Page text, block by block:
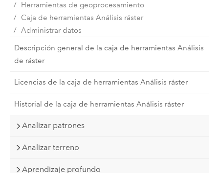
Herramientas de geoprocesamiento
Caja de herramientas Análisis ráster
Administrar datos
Descripción general de la caja de herramientas Análisis
de ráster
Licencias de la caja de herramientas Análisis ráster
Historial de la caja de herramientas Análisis ráster
Analizar patrones
Analizar terreno
Aprendizaje profundo